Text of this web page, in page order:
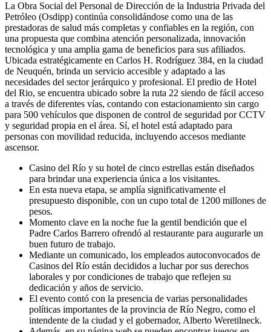
La Obra Social del Personal de Dirección de la Industria Privada del
Petróleo (Osdipp) continúa consolidándose como una de las
prestadoras de salud más completas y confiables en la región, con
una propuesta que combina atención personalizada, innovación
tecnológica y una amplia gama de beneficios para sus afiliados.
Ubicada estratégicamente en Carlos H. Rodríguez 384, en la ciudad
de Neuquén, brinda un servicio accesible y adaptado a las
necesidades del sector jerárquico y profesional. El predio de Hotel
del Rio, se encuentra ubicado sobre la ruta 22 siendo de fácil acceso
a través de diferentes vías, contando con estacionamiento sin cargo
para 500 vehículos que disponen de control de seguridad por CCTV
y seguridad propia en el área. Sí, el hotel está adaptado para
personas con movilidad reducida, incluyendo accesos mediante
ascensor.
Casino del Río y su hotel de cinco estrellas están diseñados
para brindar una experiencia única a los visitantes.
En esta nueva etapa, se amplía significativamente el
presupuesto disponible, con un cupo total de 1200 millones de
pesos.
Momento clave en la noche fue la gentil bendición que el
Padre Carlos Barrero ofrendó al restaurante para augurarle un
buen futuro de trabajo.
Mediante un comunicado, los empleados autoconvocados de
Casinos del Río están decididos a luchar por sus derechos
laborales y por condiciones de trabajo que reflejen su
dedicación y años de servicio.
El evento contó con la presencia de varias personalidades
políticas importantes de la provincia de Río Negro, como el
intendente de la ciudad y el gobernador, Alberto Weretilneck.